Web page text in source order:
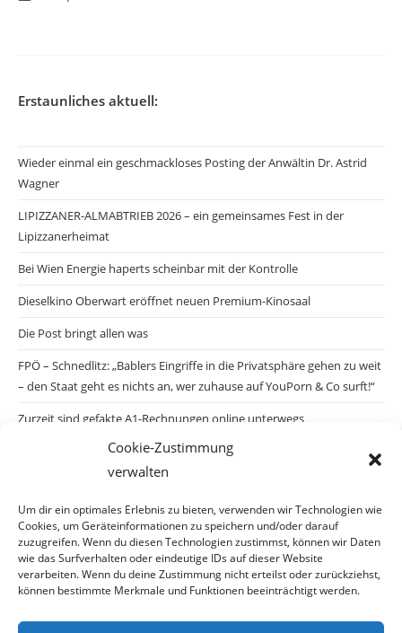
Cookie-Zustimmung
verwalten
Um dir ein optimales Erlebnis zu bieten, verwenden wir Technologien wie
Cookies, um Geräteinformationen zu speichern und/oder darauf
zuzugreifen. Wenn du diesen Technologien zustimmst, können wir Daten
wie das Surfverhalten oder eindeutige IDs auf dieser Website
verarbeiten. Wenn du deine Zustimmung nicht erteilst oder zurückziehst,
können bestimmte Merkmale und Funktionen beeinträchtigt werden.
Erstaunliches aktuell:
Wieder einmal ein geschmackloses Posting der Anwältin Dr. Astrid
Wagner
LIPIZZANER-ALMABTRIEB 2026 – ein gemeinsames Fest in der
Lipizzanerheimat
Bei Wien Energie haperts scheinbar mit der Kontrolle
Dieselkino Oberwart eröffnet neuen Premium-Kinosaal
Die Post bringt allen was
FPÖ – Schnedlitz: „Bablers Eingriffe in die Privatsphäre gehen zu weit
– den Staat geht es nichts an, wer zuhause auf YouPorn & Co surft!“
Zurzeit sind gefakte A1-Rechnungen online unterwegs
Salzburgs Juden und ihre Sicherheit: „Erst nach einem Anschlag wäre
die Gefahr endlich konkret!“
Biologisches Wunder in Ceuta
Ein vermeintliches Abschiebemärchen
Archiv